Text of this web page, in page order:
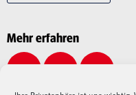
Mehr erfahren